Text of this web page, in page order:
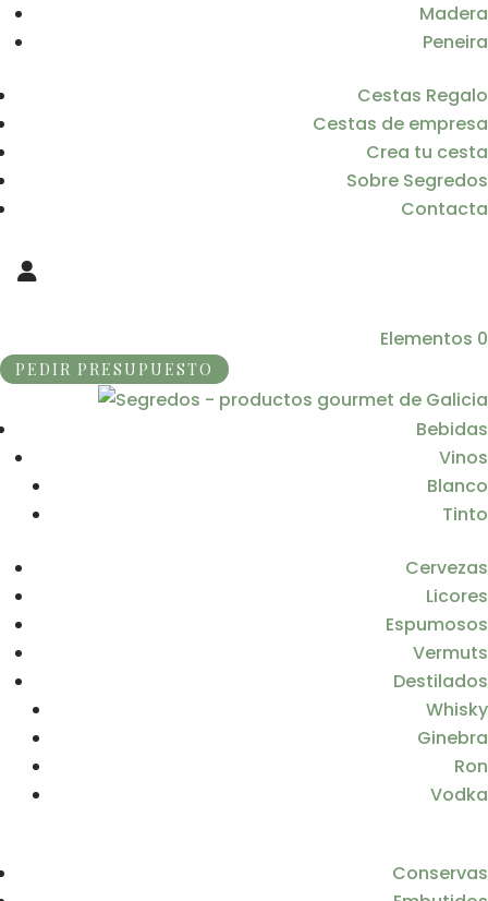
Madera
Peneira
Cestas Regalo
Cestas de empresa
Crea tu cesta
Sobre Segredos
Contacta
Elementos 0
PEDIR PRESUPUESTO
Bebidas
Vinos
Blanco
Tinto
Cervezas
Licores
Espumosos
Vermuts
Destilados
Whisky
Ginebra
Ron
Vodka
Conservas